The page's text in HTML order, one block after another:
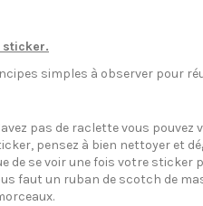
sticker.
simples à observer pour
pas de raclette vous pouvez
pensez à bien nettoyer et
de se voir une fois votre
faut un ruban de scotch de